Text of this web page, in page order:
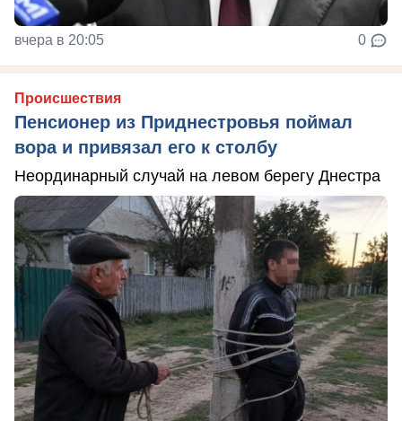
вчера в 20:05 0
Происшествия
Пенсионер из Приднестровья поймал
вора и привязал его к столбу
Неординарный случай на левом берегу Днестра